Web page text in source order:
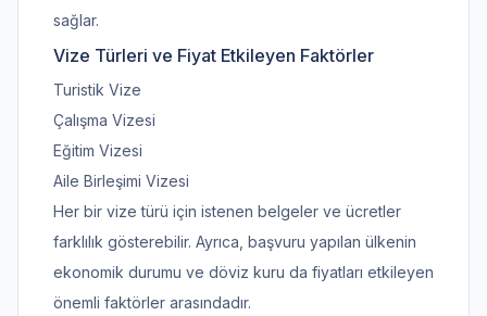
sağlar.
Vize Türleri ve Fiyat Etkileyen Faktörler
Turistik Vize
Çalışma Vizesi
Eğitim Vizesi
Aile Birleşimi Vizesi
Her bir vize türü için istenen belgeler ve ücretler
farklılık gösterebilir. Ayrıca, başvuru yapılan ülkenin
ekonomik durumu ve döviz kuru da fiyatları etkileyen
önemli faktörler arasındadır.